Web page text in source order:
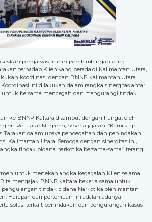
pengawasan dan pembimbingan yang
terhadap Klien yang berada di Kalimantan Utara,
koordinasi dengan BNNP Kalimantan Utara
Koordinasi ini dilakukan dalam rangka sinergitas antar
untuk bersama mencegah dan mengurangi tindak
ke BNNP Kaltara disambut dengan hangat oleh
Pol. Tatar Nugroho, beserta jajaran. “Kami siap
Tarakan dalam upaya pencegahan dan penindakan
Kalimantan Utara. Semoga dengan sinergitas ini,
tindak pidana narkotika bersama-sama,” terang
untuk menekan angka kegagalan Klien selama
Rita mengajak BNNP Kaltara bekerja sama untuk
pengulangan tindak pidana Narkotika oleh mantan
Harapan dari pertemuan ini adalah adanya
solusi terkait penindakan dan pengurangan kasus